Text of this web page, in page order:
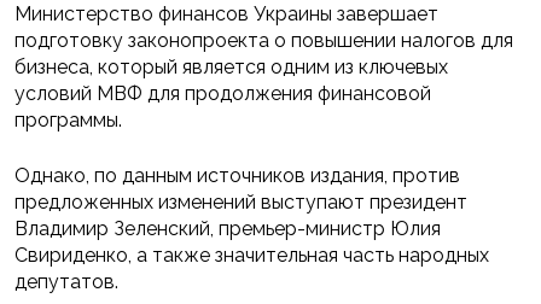
Министерство финансов Украины завершает
подготовку законопроекта о повышении налогов для
бизнеса, который является одним из ключевых
условий МВФ для продолжения финансовой
программы.
Однако, по данным источников издания, против
предложенных изменений выступают президент
Владимир Зеленский, премьер-министр Юлия
Свириденко, а также значительная часть народных
депутатов.